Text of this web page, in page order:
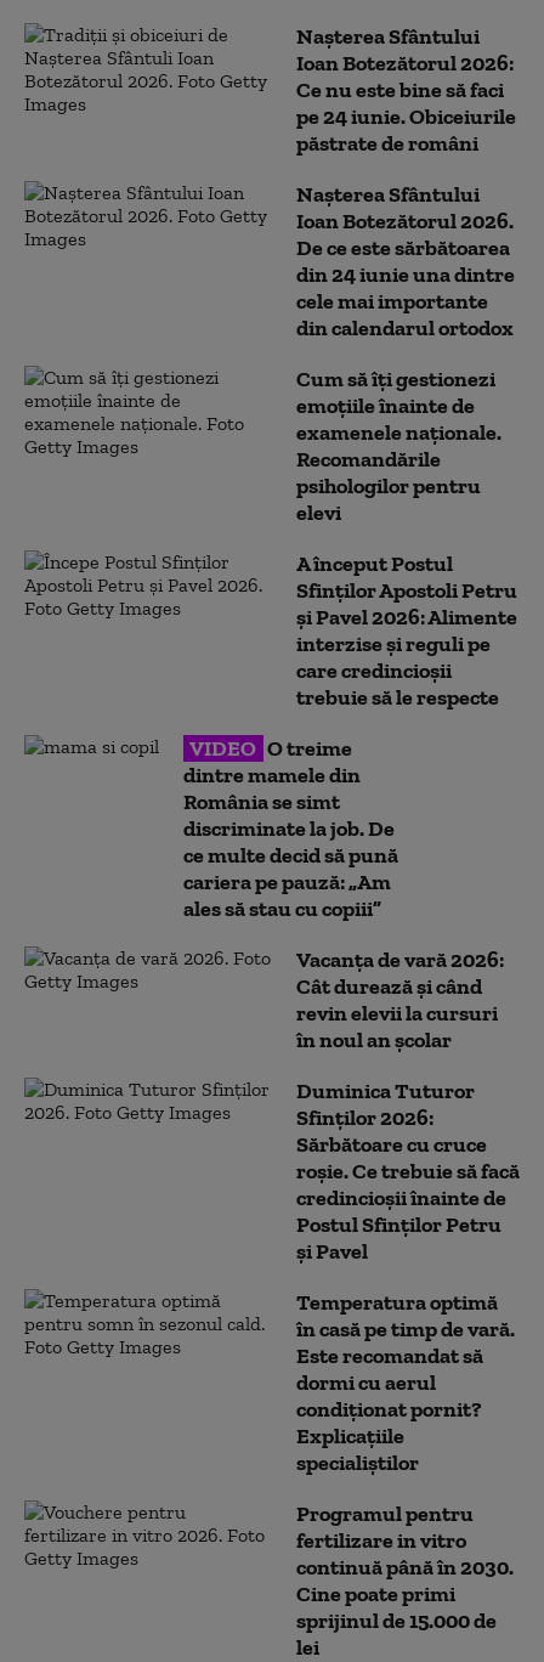
Nașterea Sfântului
Ioan Botezătorul 2026:
Ce nu este bine să faci
pe 24 iunie. Obiceiurile
păstrate de români
Nașterea Sfântului
Ioan Botezătorul 2026.
De ce este sărbătoarea
din 24 iunie una dintre
cele mai importante
din calendarul ortodox
Cum să îți gestionezi
emoțiile înainte de
examenele naționale.
Recomandările
psihologilor pentru
elevi
A început Postul
Sfinților Apostoli Petru
și Pavel 2026: Alimente
interzise și reguli pe
care credincioșii
trebuie să le respecte
VIDEO O treime
dintre mamele din
România se simt
discriminate la job. De
ce multe decid să pună
cariera pe pauză: „Am
ales să stau cu copiii”
Vacanța de vară 2026:
Cât durează și când
revin elevii la cursuri
în noul an școlar
Duminica Tuturor
Sfinților 2026:
Sărbătoare cu cruce
roșie. Ce trebuie să facă
credincioșii înainte de
Postul Sfinților Petru
și Pavel
Temperatura optimă
în casă pe timp de vară.
Este recomandat să
dormi cu aerul
condiționat pornit?
Explicațiile
specialiștilor
Programul pentru
fertilizare in vitro
continuă până în 2030.
Cine poate primi
sprijinul de 15.000 de
lei